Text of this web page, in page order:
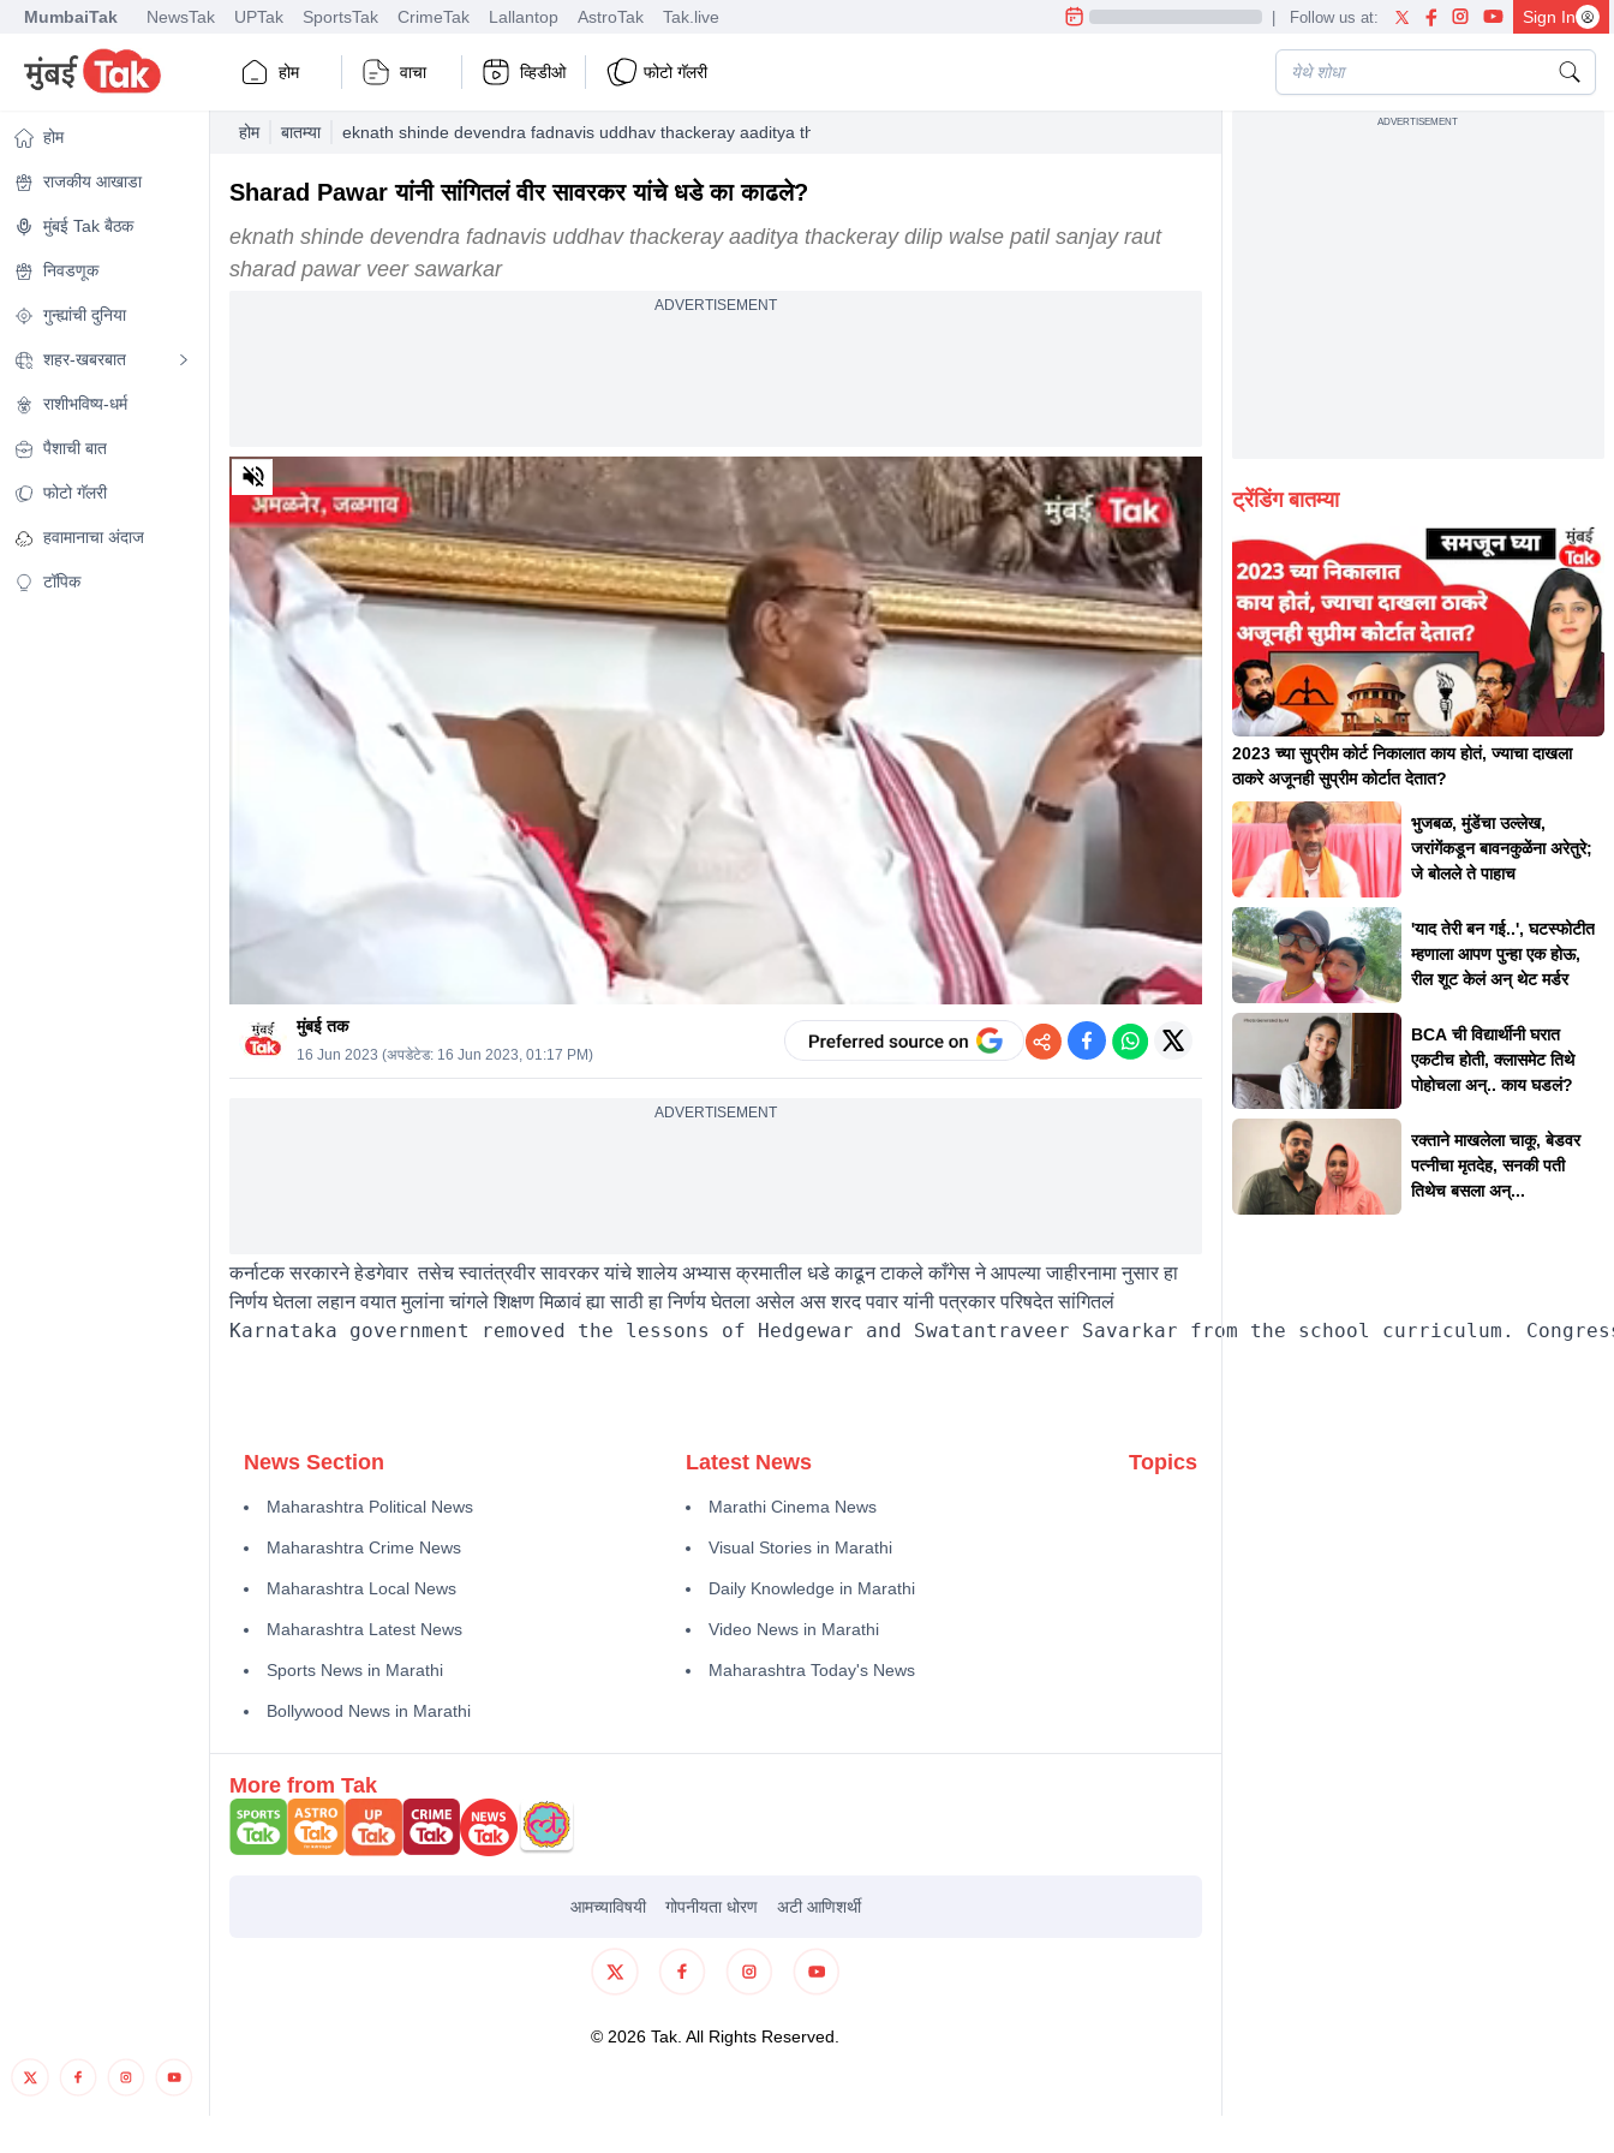
MumbaiTak NewsTak UPTak SportsTak CrimeTak Lallantop AstroTak Tak.live | Follow us at: Sign In
होम वाचा व्हिडीओ फोटो गॅलरी
होम
राजकीय आखाडा
मुंबई Tak बैठक
निवडणूक
गुन्ह्यांची दुनिया
शहर-खबरबात
राशीभविष्य-धर्म
पैशाची बात
फोटो गॅलरी
हवामानाचा अंदाज
टॉपिक
होम बातम्या eknath shinde devendra fadnavis uddhav thackeray aaditya thackeray dilip walse patil sanjay raut sharad pawar veer sawarkar
Sharad Pawar यांनी सांगितलं वीर सावरकर यांचे धडे का काढले?
eknath shinde devendra fadnavis uddhav thackeray aaditya thackeray dilip walse patil sanjay raut
sharad pawar veer sawarkar
ADVERTISEMENT
0
of
minutes,
20
secondsVolume
0%
मुंबई तक
16 Jun 2023 (अपडेटेड: 16 Jun 2023, 01:17 PM)
ADVERTISEMENT
कर्नाटक सरकारने हेडगेवार तसेच स्वातंत्रवीर सावरकर यांचे शालेय अभ्यास क्रमातील धडे काढून टाकले काँगेस ने आपल्या जाहीरनामा नुसार हा
निर्णय घेतला लहान वयात मुलांना चांगले शिक्षण मिळावं ह्या साठी हा निर्णय घेतला असेल अस शरद पवार यांनी पत्रकार परिषदेत सांगितलं
News Section
Maharashtra Political News
Maharashtra Crime News
Maharashtra Local News
Maharashtra Latest News
Sports News in Marathi
Bollywood News in Marathi
Latest News
Marathi Cinema News
Visual Stories in Marathi
Daily Knowledge in Marathi
Video News in Marathi
Maharashtra Today's News
Topics
More from Tak
आमच्याविषयी गोपनीयता धोरण अटी आणिशर्थी
© 2026 Tak. All Rights Reserved.
ADVERTISEMENT
ट्रेंडिंग बातम्या
2023 च्या सुप्रीम कोर्ट निकालात काय होतं, ज्याचा दाखला
ठाकरे अजूनही सुप्रीम कोर्टात देतात?
भुजबळ, मुंडेंचा उल्लेख,
जरांगेंकडून बावनकुळेंना अरेतुरे;
जे बोलले ते पाहाच
'याद तेरी बन गई..', घटस्फोटीत
म्हणाला आपण पुन्हा एक होऊ,
रील शूट केलं अन् थेट मर्डर
BCA ची विद्यार्थीनी घरात
एकटीच होती, क्लासमेट तिथे
पोहोचला अन्.. काय घडलं?
रक्ताने माखलेला चाकू, बेडवर
पत्नीचा मृतदेह, सनकी पती
तिथेच बसला अन्...